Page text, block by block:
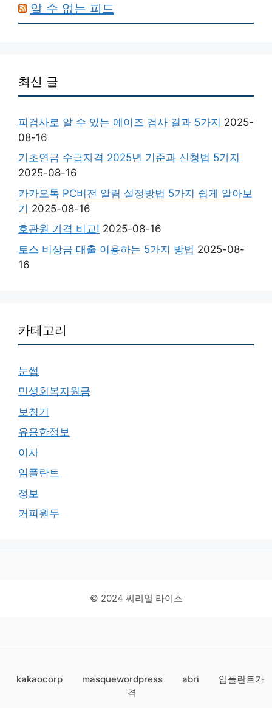
알 수 없는 피드
최신 글
피검사로 알 수 있는 에이즈 검사 결과 5가지 2025-
08-16
기초연금 수급자격 2025년 기준과 신청법 5가지
2025-08-16
카카오톡 PC버전 알림 설정방법 5가지 쉽게 알아보
기 2025-08-16
호관원 가격 비교! 2025-08-16
토스 비상금 대출 이용하는 5가지 방법 2025-08-
16
카테고리
눈썹
민생회복지원금
보청기
유용한정보
이사
임플란트
정보
커피원두
© 2024 씨리얼 라이스
kakaocorp masquewordpress abri
임플란트가
격